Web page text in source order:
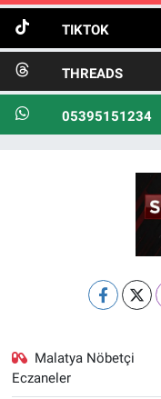
TIKTOK
THREADS
05395151234
Malatya Nöbetçi
Eczaneler